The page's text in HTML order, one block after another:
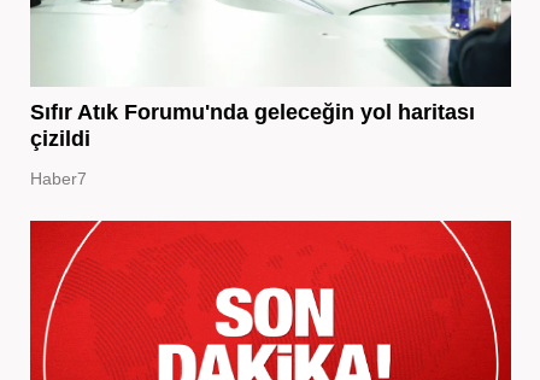
Sıfır Atık Forumu'nda geleceğin yol haritası
çizildi
Haber7